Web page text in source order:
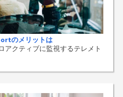
のメリットは
アクティブに監視するテレメト